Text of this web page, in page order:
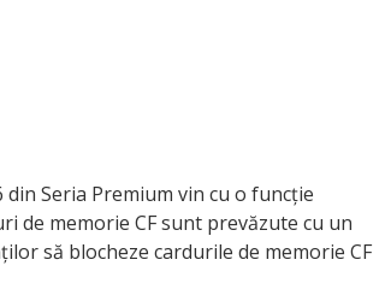
Seria Premium vin cu o funcție
de memorie CF sunt prevăzute cu un
să blocheze cardurile de memorie CF